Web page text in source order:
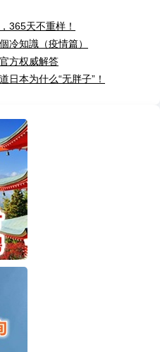
365天不重样！
冷知識（疫情篇）
方权威解答
日本为什么“无胖子”！